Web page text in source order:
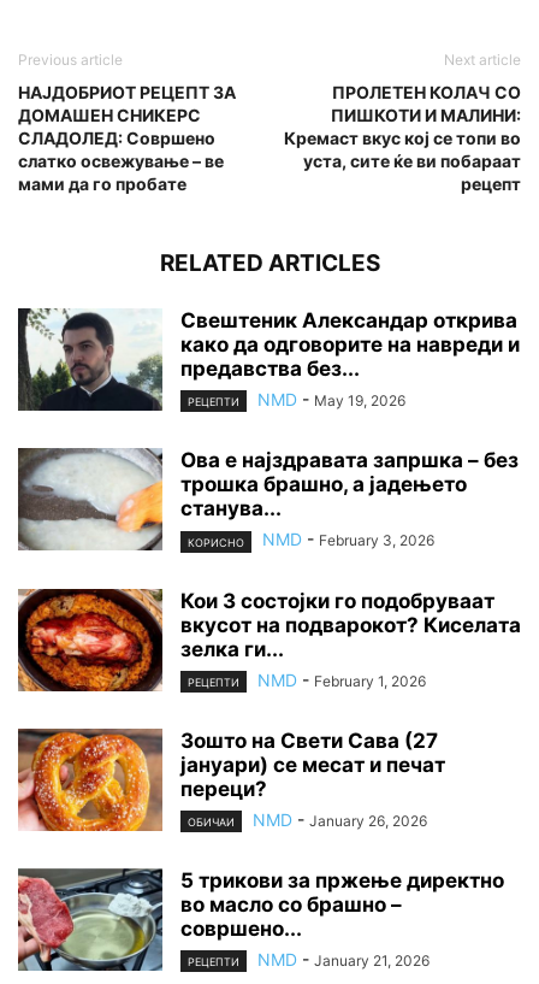
Previous article
НАЈДОБРИОТ РЕЦЕПТ ЗА
ДОМАШЕН СНИКЕРС
СЛАДОЛЕД: Совршено
слатко освежување – ве
мами да го пробате
Next article
ПРОЛЕТЕН КОЛАЧ СО
ПИШКОТИ И МАЛИНИ:
Кремаст вкус кој се топи во
уста, сите ќе ви побараат
рецепт
RELATED ARTICLES
Свештеник Александар открива
како да одговорите на навреди и
предавства без...
РЕЦЕПТИ NMD - May 19, 2026
Ова е најздравата запршка – без
трошка брашно, а јадењето
станува...
КОРИСНО NMD - February 3, 2026
Кои 3 состојки го подобруваат
вкусот на подварокот? Киселата
зелка ги...
РЕЦЕПТИ NMD - February 1, 2026
Зошто на Свети Сава (27
јануари) се месат и печат
переци?
ОБИЧАИ NMD - January 26, 2026
5 трикови за пржење директно
во масло со брашно –
совршено...
РЕЦЕПТИ NMD - January 21, 2026